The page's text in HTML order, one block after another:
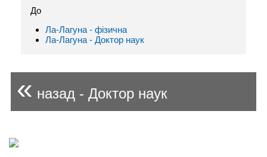
До
Ла-Лагуна - фізична
Ла-Лагуна - Доктор наук
« назад - Доктор наук